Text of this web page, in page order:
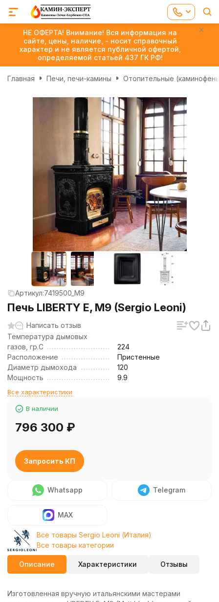
НЕ ОФЕРТА! Внимание! Вся информация на
сайте, цены, наличие, - носит справочный
характер и не является публичной офертой,
определяемой статьей 437 ГК РФ!
Главная Печи, печи-камины Отопительные
Артикул:7419500_M9
Печь LIBERTY E, M9 (Sergio Leoni)
Написать отзыв
Температура дымовых
газов, гр.C
224
Расположение
Пристенные
Диаметр дымохода
120
Мощность
9.9
Все характеристики
В наличии
796 300 ₽
Запросить КП
Whatsapp Telegram
MAX
Все товары Sergio Leoni (Италия)
Все товары категории
Описание Характеристики Отзывы
Изготовленная вручную итальянскими мастерами